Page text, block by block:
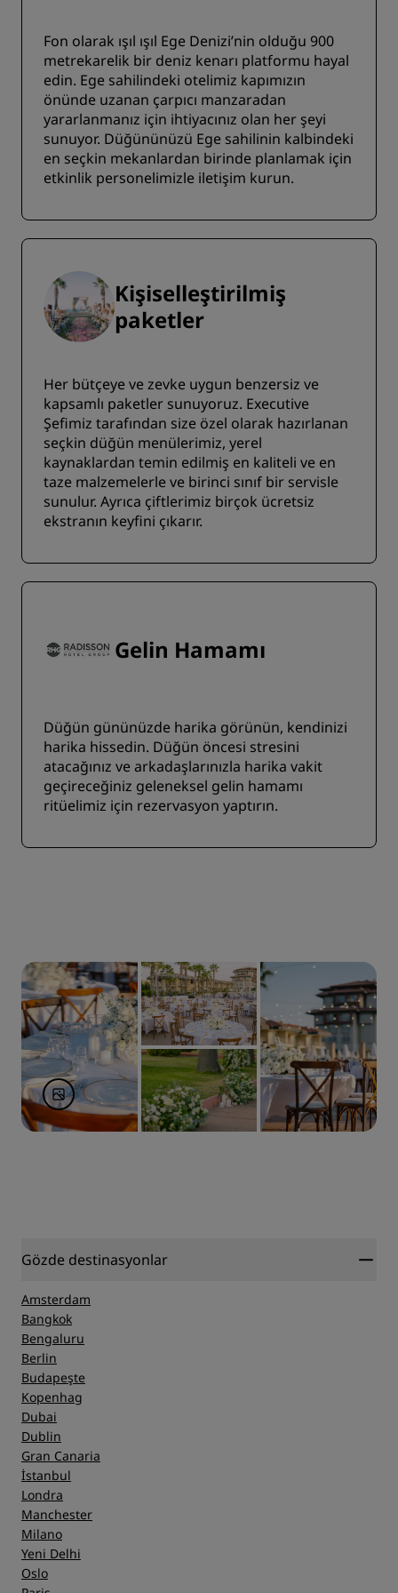
Fon olarak ışıl ışıl Ege Denizi’nin olduğu 900
metrekarelik bir deniz kenarı platformu hayal
edin. Ege sahilindeki otelimiz kapımızın
önünde uzanan çarpıcı manzaradan
yararlanmanız için ihtiyacınız olan her şeyi
sunuyor. Düğününüzü Ege sahilinin kalbindeki
en seçkin mekanlardan birinde planlamak için
etkinlik personelimizle iletişim kurun.
Kişiselleştirilmiş
paketler
Her bütçeye ve zevke uygun benzersiz ve
kapsamlı paketler sunuyoruz. Executive
Şefimiz tarafından size özel olarak hazırlanan
seçkin düğün menülerimiz, yerel
kaynaklardan temin edilmiş en kaliteli ve en
taze malzemelerle ve birinci sınıf bir servisle
sunulur. Ayrıca çiftlerimiz birçok ücretsiz
ekstranın keyfini çıkarır.
Gelin Hamamı
Düğün gününüzde harika görünün, kendinizi
harika hissedin. Düğün öncesi stresini
atacağınız ve arkadaşlarınızla harika vakit
geçireceğiniz geleneksel gelin hamamı
ritüelimiz için rezervasyon yaptırın.
Gözde destinasyonlar
Amsterdam
Bangkok
Bengaluru
Berlin
Budapeşte
Kopenhag
Dubai
Dublin
Gran Canaria
İstanbul
Londra
Manchester
Milano
Yeni Delhi
Oslo